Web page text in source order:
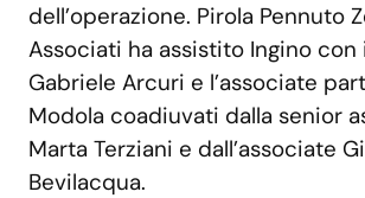
dell’operazione. Pirola Pennuto
Associati ha assistito Ingino
Gabriele Arcuri e l’associate
Modola coadiuvati dalla senior
Marta Terziani e dall’associate
Bevilacqua.